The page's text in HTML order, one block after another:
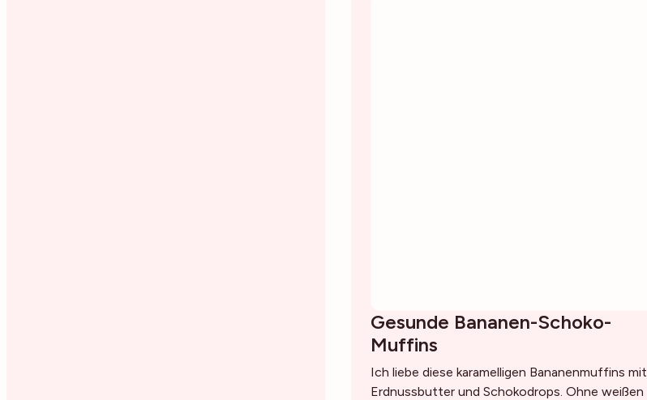
Gesunde Bananen-Schoko-
Muffins
Ich liebe diese karamelligen Bananenmuffins mit
Erdnussbutter und Schokodrops. Ohne weißen